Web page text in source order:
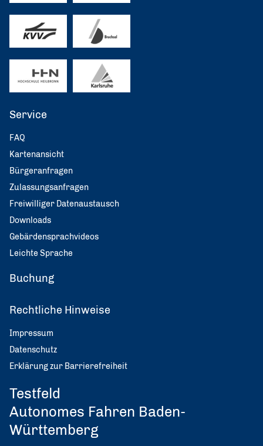
Service
FAQ
Kartenansicht
Bürgeranfragen
Zulassungsanfragen
Freiwilliger Datenaustausch
Downloads
Gebärdensprachvideos
Leichte Sprache
Buchung
Rechtliche Hinweise
Impressum
Datenschutz
Erklärung zur Barrierefreiheit
Testfeld
Autonomes Fahren Baden-
Württemberg